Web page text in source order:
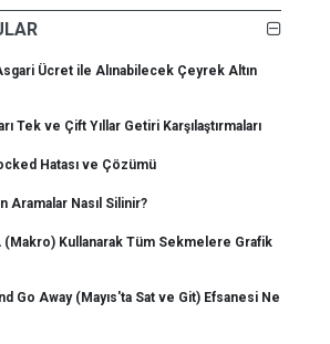
Ücret ile Alınabilecek Çeyrek Altın
Tek ve Çift Yıllar Getiri Karşılaştırmaları
Hatası ve Çözümü
Aramalar Nasıl Silinir?
(Makro) Kullanarak Tüm Sekmelere Grafik
Go Away (Mayıs'ta Sat ve Git) Efsanesi Ne